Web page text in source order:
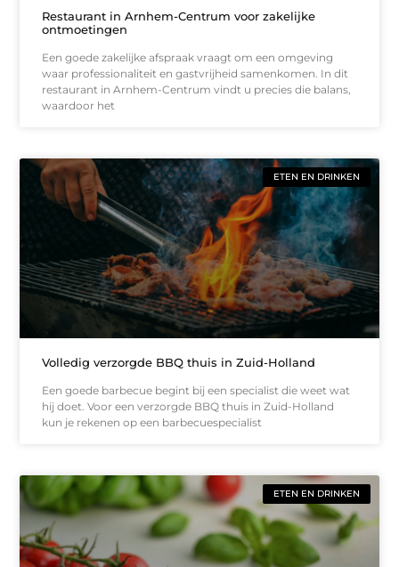
Restaurant in Arnhem-Centrum voor zakelijke
ontmoetingen
Een goede zakelijke afspraak vraagt om een omgeving
waar professionaliteit en gastvrijheid samenkomen. In dit
restaurant in Arnhem-Centrum vindt u precies die balans,
waardoor het
ETEN EN DRINKEN
Volledig verzorgde BBQ thuis in Zuid-Holland
Een goede barbecue begint bij een specialist die weet wat
hij doet. Voor een verzorgde BBQ thuis in Zuid-Holland
kun je rekenen op een barbecuespecialist
ETEN EN DRINKEN